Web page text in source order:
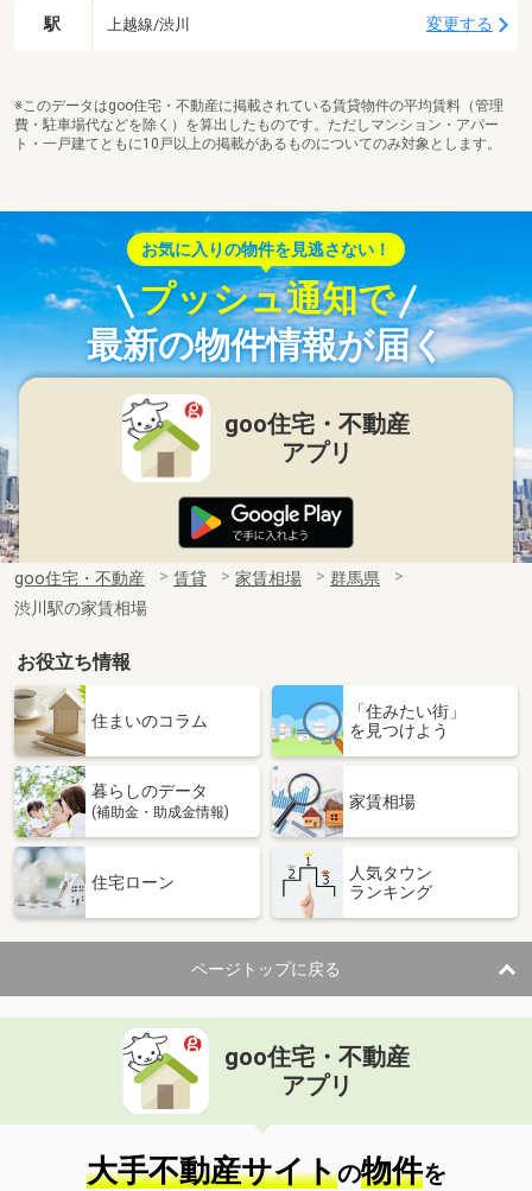
駅 上越線/渋川 変更する
※このデータはgoo住宅・不動産に掲載されている賃貸物件の平均賃料（管理
費・駐車場代などを除く）を算出したものです。ただしマンション・アパー
ト・一戸建てともに10戸以上の掲載があるものについてのみ対象とします。
お気に入りの物件を見逃さない！
プッシュ通知で
最新の物件情報が届く
goo住宅・不動産
アプリ
goo住宅・不動産 賃貸 家賃相場
群馬県
渋川駅の家賃相場
お役立ち情報
住まいのコラム
「住みたい街」
を見つけよう
暮らしのデータ
(補助金・助成金情報)
家賃相場
住宅ローン
人気タウン
ランキング
ページトップに戻る
goo住宅・不動産
アプリ
大手不動産サイトの物件を